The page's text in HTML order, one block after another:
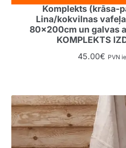
Komplekts (krāsa-
Lina/kokvilnas
80x200cm un galvas
KOMPLEKTS
45.00€ PVN